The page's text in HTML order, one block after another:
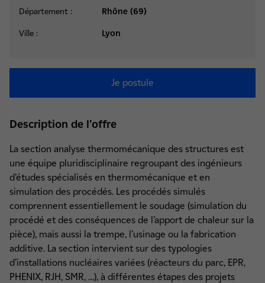
Département : Rhône (69)
Ville : Lyon
Je postule
Description de l'offre
La section analyse thermomécanique des structures est
une équipe pluridisciplinaire regroupant des ingénieurs
d’études spécialisés en thermomécanique et en
simulation des procédés. Les procédés simulés
comprennent essentiellement le soudage (simulation du
procédé et des conséquences de l’apport de chaleur sur la
pièce), mais aussi la trempe, l’usinage ou la fabrication
additive. La section intervient sur des typologies
d’installations nucléaires variées (réacteurs du parc, EPR,
PHENIX, RJH, SMR, …), à différentes étapes des projets